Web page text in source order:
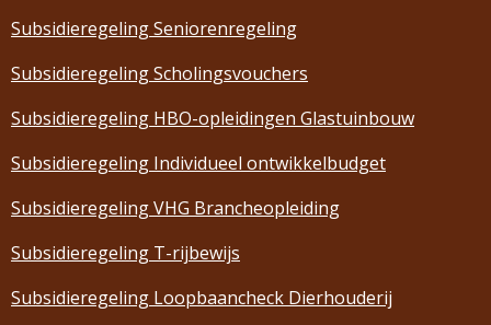
Subsidieregeling Seniorenregeling
Subsidieregeling Scholingsvouchers
Subsidieregeling HBO-opleidingen Glastuinbouw
Subsidieregeling Individueel ontwikkelbudget
Subsidieregeling VHG Brancheopleiding
Subsidieregeling T-rijbewijs
Subsidieregeling Loopbaancheck Dierhouderij